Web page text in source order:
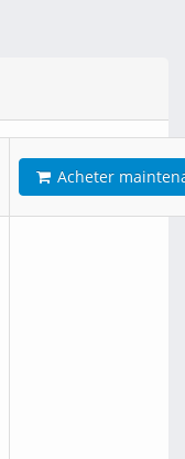
Acheter